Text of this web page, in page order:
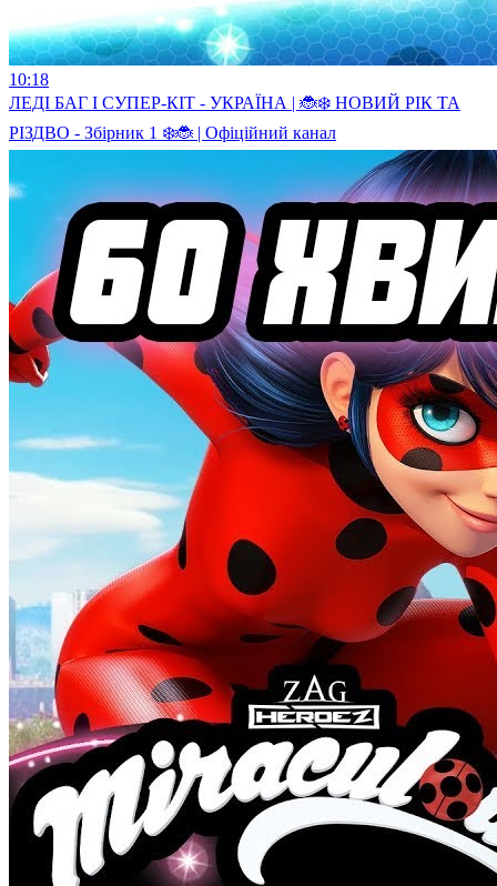
10:18
ЛЕДI БАГ I СУПЕР-КIТ - УКРАЇНА | 🐞❄️ НОВИЙ РІК ТА
РІЗДВО - Збірник 1 ❄️🐞 | Офіційний канал